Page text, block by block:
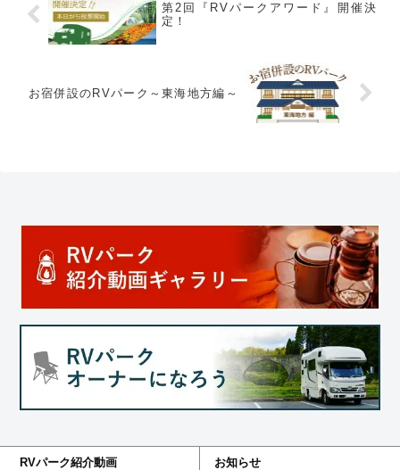
第2回『RVパークアワード』開催決
定！
お宿併設のRVパーク～東海地方編～
RVパーク紹介動画 お知らせ